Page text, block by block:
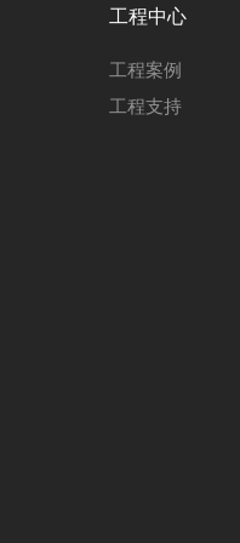
工程中心
工程案例
工程支持